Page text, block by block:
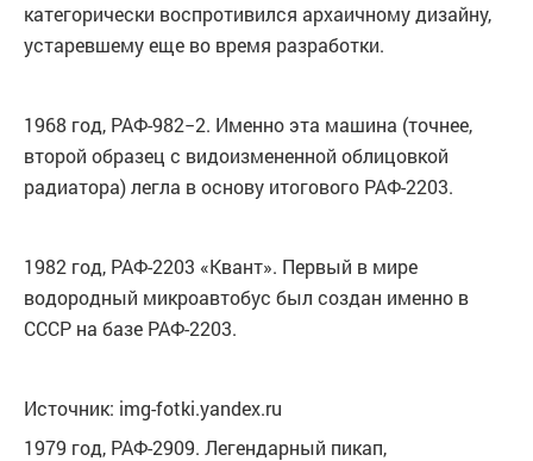
категорически воспротивился архаичному дизайну,
устаревшему еще во время разработки.
1968 год, РАФ-982−2. Именно эта машина (точнее,
второй образец с видоизмененной облицовкой
радиатора) легла в основу итогового РАФ-2203.
1982 год, РАФ-2203 «Квант». Первый в мире
водородный микроавтобус был создан именно в
СССР на базе РАФ-2203.
Источник: img-fotki.yandex.ru
1979 год, РАФ-2909. Легендарный пикап,